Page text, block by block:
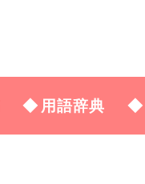
用語辞典